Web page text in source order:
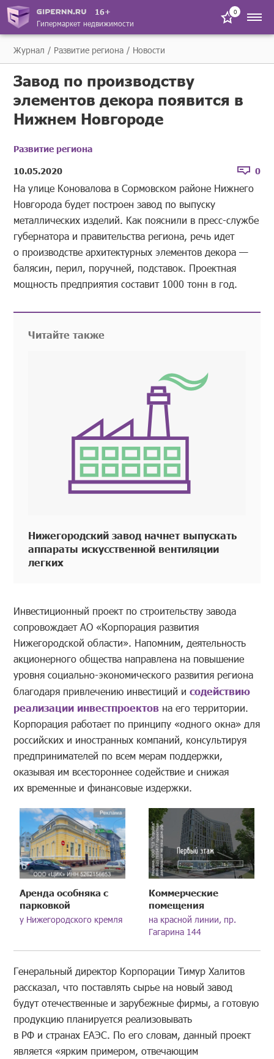
16+
Гипермаркет недвижимости
0
Журнал Развитие региона Новости
Завод по производству
элементов декора появится в
Нижнем Новгороде
Развитие региона
10.05.2020
0
На улице Коновалова в Сормовском районе Нижнего
Новгорода будет построен завод по выпуску
металлических изделий. Как пояснили в пресс-службе
губернатора и правительства региона, речь идет
о производстве архитектурных элементов декора —
балясин, перил, поручней, подставок. Проектная
мощность предприятия составит 1000 тонн в год.
Читайте также
Нижегородский завод начнет выпускать
аппараты искусственной вентиляции
легких
Инвестиционный проект по строительству завода
сопровождает АО «Корпорация развития
Нижегородской области». Напомним, деятельность
акционерного общества направлена на повышение
уровня социально-экономического развития региона
благодаря привлечению инвестиций исодействию
реализации инвестпроектов на его территории.
Корпорация работает по принципу «одного окна» для
российских и иностранных компаний, консультируя
предпринимателей по всем мерам поддержки,
оказывая им всестороннее содействие и снижая
их временные и финансовые издержки.
Аренда особняка с
парковкой
у Нижегородского кремля
Коммерческие
помещения
на красной линии, пр.
Гагарина 144
Генеральный директор Корпорации Тимур Халитов
рассказал, что поставлять сырье на новый завод
будут отечественные и зарубежные фирмы, а готовую
продукцию планируется реализовывать
в РФ и странах ЕАЭС. По его словам, данный проект
является «ярким примером, отвечающим